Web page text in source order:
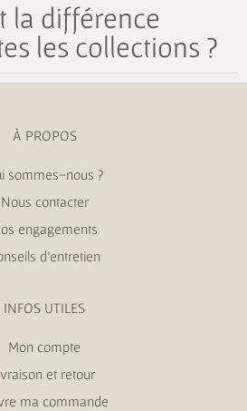
la différence
les collections ?
À PROPOS
sommes-nous ?
Nous contacter
engagements
d’entretien
INFOS UTILES
Mon compte
et retour
ma commande